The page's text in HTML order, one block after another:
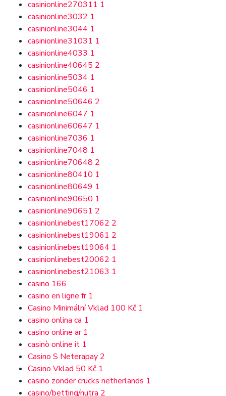
casinionline270311 1
casinionline3032 1
casinionline3044 1
casinionline31031 1
casinionline4033 1
casinionline40645 2
casinionline5034 1
casinionline5046 1
casinionline50646 2
casinionline6047 1
casinionline60647 1
casinionline7036 1
casinionline7048 1
casinionline70648 2
casinionline80410 1
casinionline80649 1
casinionline90650 1
casinionline90651 2
casinionlinebest17062 2
casinionlinebest19061 2
casinionlinebest19064 1
casinionlinebest20062 1
casinionlinebest21063 1
casino 166
casino en ligne fr 1
Casino Minimální Vklad 100 Kč 1
casino onlina ca 1
casino online ar 1
casinò online it 1
Casino S Neterapay 2
Casino Vklad 50 Kč 1
casino zonder crucks netherlands 1
casino/betting/nutra 2